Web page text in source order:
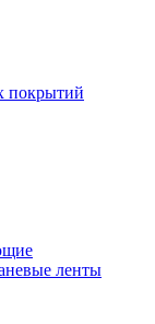
покрытий
ленты